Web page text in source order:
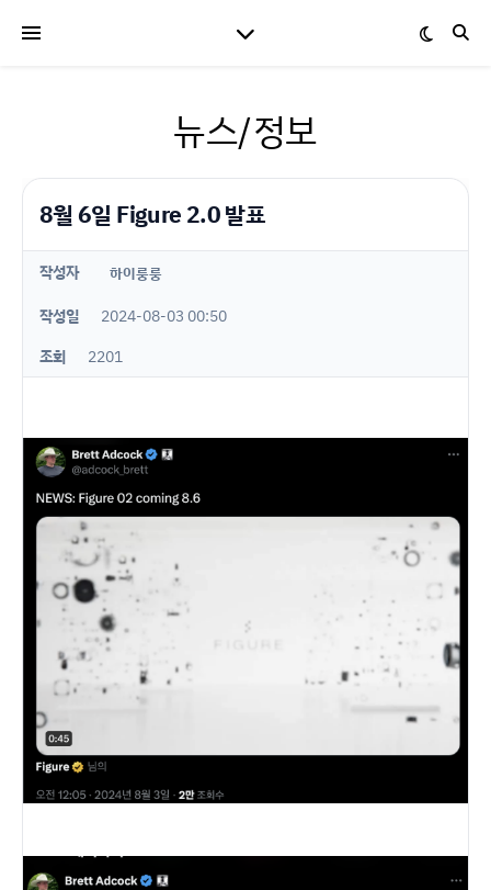
뉴스/정보
8월 6일 Figure 2.0 발표
작성자 하이룽룽
작성일
2024-08-03 00:50
조회
2201